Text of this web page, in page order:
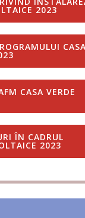
2023
CASA
CASA VERDE
ÎN CADRUL
2023